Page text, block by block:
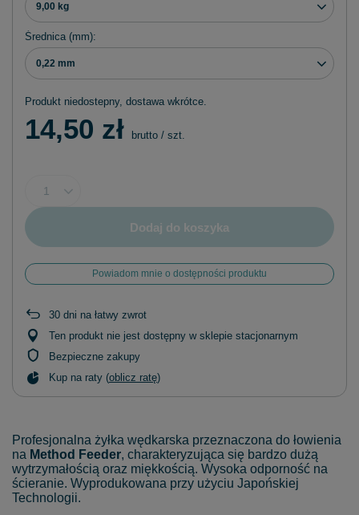
9,00 kg
Średnica (mm)
0,22 mm
Produkt niedostepny, dostawa wkrótce
14,50 zł brutto / szt.
Dodaj do koszyka
Powiadom mnie o dostępności produktu
30 dni na łatwy zwrot
Ten produkt nie jest dostępny w sklepie stacjonarnym
Bezpieczne zakupy
Kup na raty (oblicz ratę)
Profesjonalna żyłka wędkarska przeznaczona do łowienia
na Method Feeder, charakteryzująca się bardzo dużą
wytrzymałością oraz miękkością. Wysoka odporność na
ścieranie. Wyprodukowana przy użyciu Japońskiej
Technologii.